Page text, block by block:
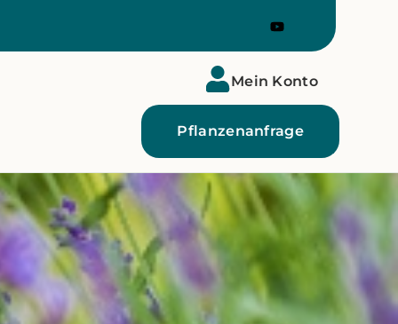
Mein Konto
Pflanzenanfrage